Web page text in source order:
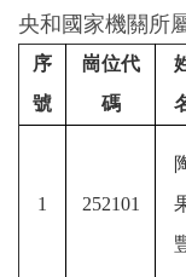
央和國家機關所
序
號
崗位代
碼
1 252101